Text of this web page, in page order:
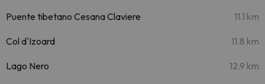
Puente tibetano Cesana Claviere 11.1 km
Col d'Izoard 11.8 km
Lago Nero 12.9 km